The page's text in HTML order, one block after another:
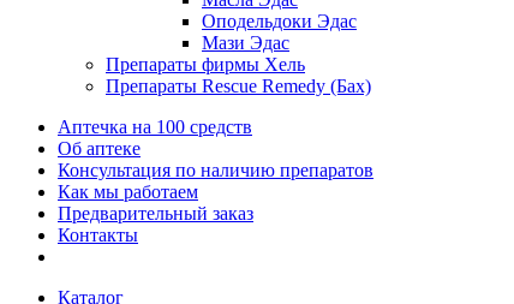
Оподельдоки Эдас
Мази Эдас
Препараты фирмы Хель
Препараты Rescue Remedy (Бах)
Аптечка на 100 средств
Об аптеке
Консультация по наличию препаратов
Как мы работаем
Предварительный заказ
Контакты
Каталог